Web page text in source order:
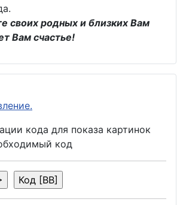
своих родных и близких Вам
Вам счастье!
кода для показа картинок
код